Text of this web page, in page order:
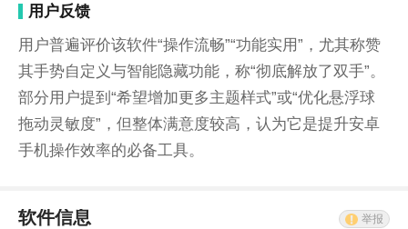
用户反馈
用户普遍评价该软件“操作流畅”“功能实用”，尤其称赞
其手势自定义与智能隐藏功能，称“彻底解放了双手”。
部分用户提到“希望增加更多主题样式”或“优化悬浮球
拖动灵敏度”，但整体满意度较高，认为它是提升安卓
手机操作效率的必备工具。
软件信息 举报